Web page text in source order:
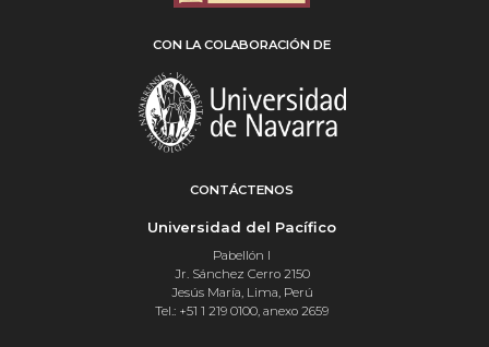
CON LA COLABORACIÓN DE
CONTÁCTENOS
Universidad del Pacífico
Pabellón I
Jr. Sánchez Cerro 2150
Jesús María, Lima, Perú
Tel.: +51 1 219 0100, anexo 2659